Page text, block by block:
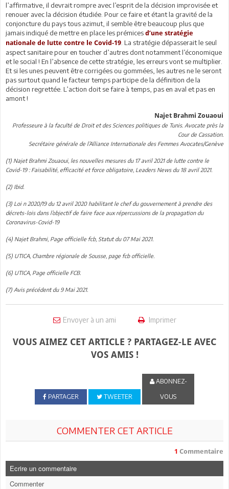
l’affirmative, il devrait rompre avec l’esprit de la décision improvisée et
renouer avec la décision étudiée. Pour ce faire et étant la gravité de la
conjoncture du pays tous azimut, il semble être beaucoup plus que
jamais indiqué de mettre en place les prémices d’une stratégie
nationale de lutte contre le Covid-19 . La stratégie dépasserait le seul
aspect sanitaire pour en toucher d’autres dont notamment l’économique
et le social ! En l’absence de cette stratégie, les erreurs vont se multiplier.
Et si les unes peuvent être corrigées ou gommées, les autres ne le seront
pas surtout quand le facteur temps participe de la définition de la
décision regrettée. L’action doit se faire à temps, pas en aval et pas en
amont !
Najet Brahmi Zouaoui
Professeure à la faculté de Droit et des Sciences politiques de Tunis. Avocate près la
Cour de Cassation.
Secrétaire générale de l’Alliance Internationale des Femmes Avocates/Genève
(1) Najet Brahmi Zouaoui, les nouvelles mesures du 17 avril 2021 de lutte contre le
Covid-19 : Faisabilité, efficacité et force obligatoire, Leaders News du 18 avril 2021.
(2) Ibid.
(3) Loi n 2020/19 du 12 avril 2020 habilitant le chef du gouvernement à prendre des
décrets-lois dans l’objectif de faire face aux répercussions de la propagation du
Coronavirus-Covid-19
(4) Najet Brahmi, Page officielle fcb, Statut du 07 Mai 2021.
(5) UTICA, Chambre régionale de Sousse, page fcb officielle.
(6) UTICA, Page officielle FCB.
(7) Avis précédent du 9 Mai 2021.
Envoyer à un ami Imprimer
VOUS AIMEZ CET ARTICLE ? PARTAGEZ-LE AVEC
VOS AMIS !
PARTAGER TWEETER
ABONNEZ-
VOUS
COMMENTER CET ARTICLE
1 Commentaire
Ecrire un commentaire
Commenter